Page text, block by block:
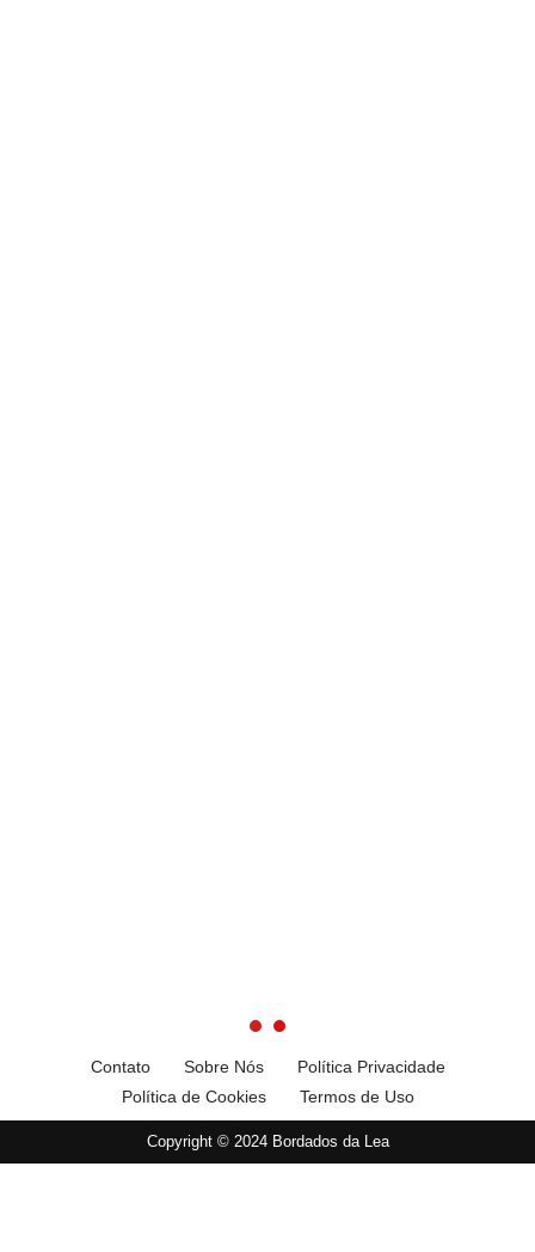
Contato Sobre Nós
Política Privacidade
Política de Cookies
Termos de Uso
Copyright © 2024 Bordados da Lea